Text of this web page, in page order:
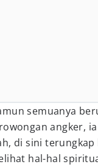
semuanya
angker,
di sini
hal-hal